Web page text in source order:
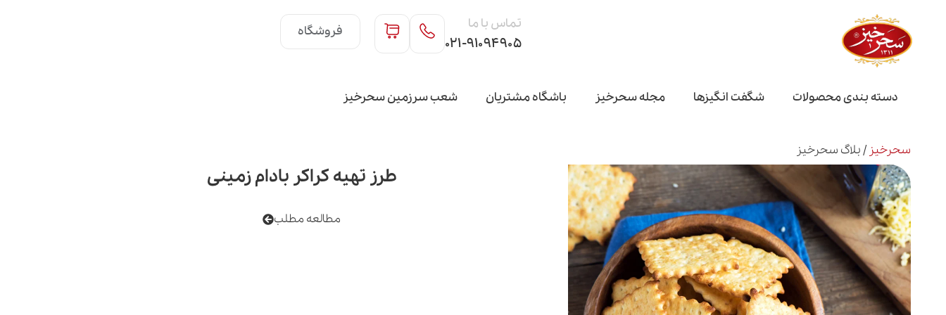
تماس با ما
۰۲۱-۹۱۰۹۴۹۰۵
فروشگاه
دسته بندی محصولات شگفت انگیز‌ها مجله سحرخیز باشگاه مشتریان شعب سرزمین سحرخیز
سحرخیز/بلاگ سحرخیز
طرز تهیه کراکر بادام زمینی
مطالعه مطلب